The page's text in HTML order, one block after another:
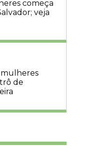
começa
veja
mulheres
de